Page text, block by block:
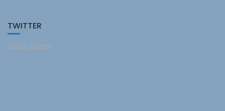
TWITTER
Follow @twitter